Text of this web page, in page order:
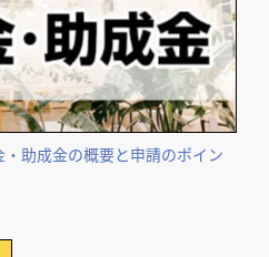
助成金の概要と申請のポイン